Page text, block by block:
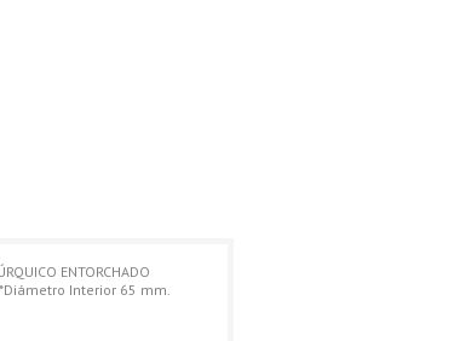
ENTORCHADO
*Diámetro Interior 65 mm.